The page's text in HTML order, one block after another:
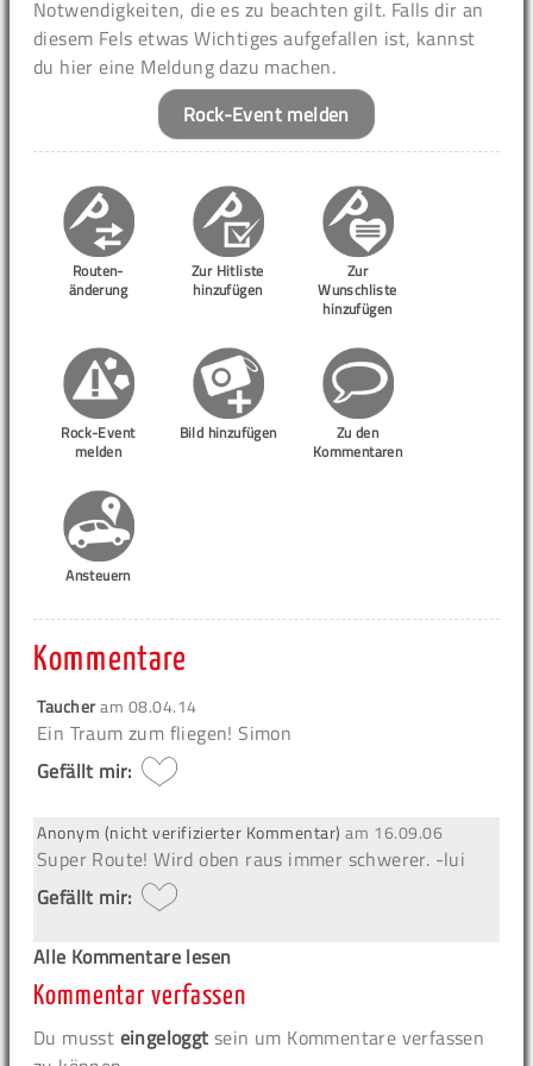
Notwendigkeiten, die es zu beachten gilt. Falls dir an
diesem Fels etwas Wichtiges aufgefallen ist, kannst
du hier eine Meldung dazu machen.
Rock-Event melden
Routen-
änderung
Zur Hitliste
hinzufügen
Zur
Wunschliste
hinzufügen
Rock-Event
melden
Bild hinzufügen
Zu den
Kommentaren
Ansteuern
Kommentare
Taucheram 08.04.14
Ein Traum zum fliegen! Simon
Gefällt mir:
Anonym (nicht verifizierter Kommentar) am 16.09.06
Super Route! Wird oben raus immer schwerer. -lui
Gefällt mir:
Alle Kommentare lesen
Kommentar verfassen
Du musst eingeloggt sein um Kommentare verfassen